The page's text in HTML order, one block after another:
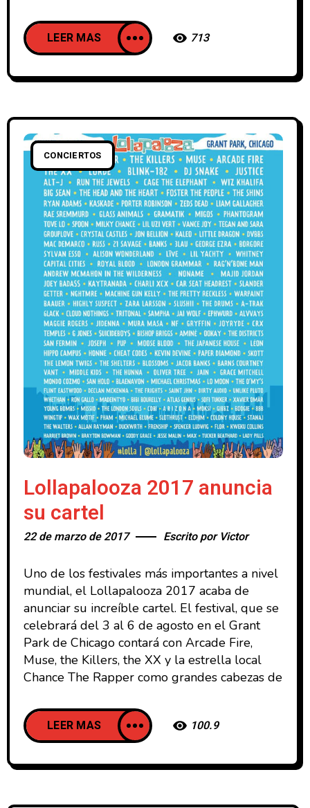
LEER MAS 713
CONCIERTOS
Lollapalooza 2017 anuncia
su cartel
22 de marzo de 2017 Escrito por Victor
Uno de los festivales más importantes a nivel
mundial, el Lollapalooza 2017 acaba de
anunciar su increíble cartel. El festival, que se
celebrará del 3 al 6 de agosto en el Grant
Park de Chicago contará con Arcade Fire,
Muse, the Killers, the XX y la estrella local
Chance The Rapper como grandes cabezas de
LEER MAS 100.9